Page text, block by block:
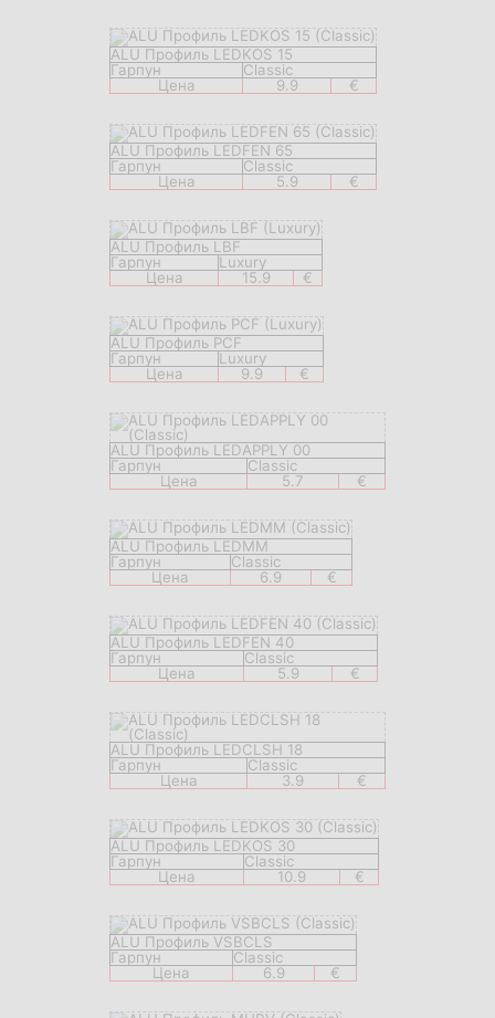
ALU Профиль LEDKOS 15
Гарпун
Classic
Цена
9.9 €
ALU Профиль LEDFEN 65
Гарпун
Classic
Цена
5.9 €
ALU Профиль LBF
Гарпун
Luxury
Цена
15.9 €
ALU Профиль PCF
Гарпун
Luxury
Цена
9.9 €
ALU Профиль LEDAPPLY 00
Гарпун
Classic
Цена
5.7 €
ALU Профиль LEDMM
Гарпун
Classic
Цена
6.9 €
ALU Профиль LEDFEN 40
Гарпун
Classic
Цена
5.9 €
ALU Профиль LEDCLSH 18
Гарпун
Classic
Цена
3.9 €
ALU Профиль LEDKOS 30
Гарпун
Classic
Цена
10.9 €
ALU Профиль VSBCLS
Гарпун
Classic
Цена
6.9 €